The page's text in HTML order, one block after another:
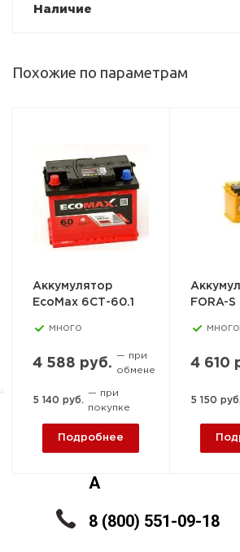
Наличие
Похожие по параметрам
Аккумулятор
EcoMax 6СТ-60.1
много
4 588 руб.
— при
обмене
5 140 руб.
— при
покупке
Подробнее
FORA-S
много
4 610
5 150 руб.
Ростов-на-Дону,
А
8 (800) 551-09-18